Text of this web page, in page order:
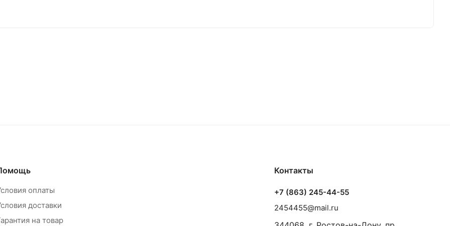
оплаты
доставки
на товар
Контакты
+7 (863) 245-44-55
2454455@mail.ru